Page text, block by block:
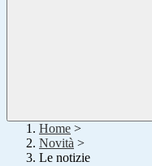
Home >
Novità >
Le notizie